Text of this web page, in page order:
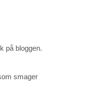
på bloggen.
smager